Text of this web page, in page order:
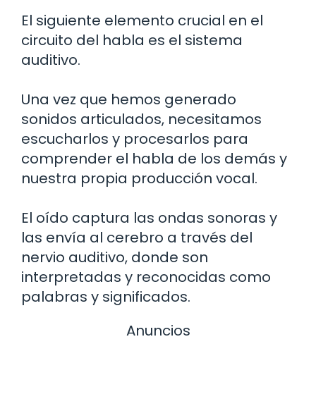
El siguiente elemento crucial en el
circuito del habla es el sistema
auditivo.
Una vez que hemos generado
sonidos articulados, necesitamos
escucharlos y procesarlos para
comprender el habla de los demás y
nuestra propia producción vocal.
El oído captura las ondas sonoras y
las envía al cerebro a través del
nervio auditivo, donde son
interpretadas y reconocidas como
palabras y significados.
Anuncios